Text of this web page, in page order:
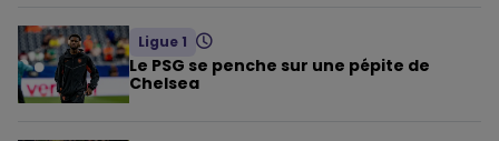
Ligue 1
Le PSG se penche sur une pépite de
Chelsea